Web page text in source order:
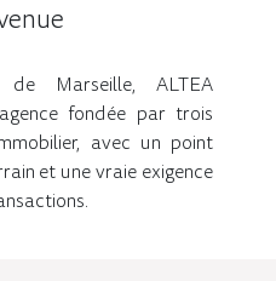
Marseille, ALTEA
fondée par trois
avec un point
et une vraie exigence